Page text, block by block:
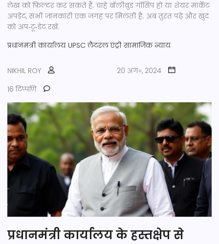
लेख को फ़िल्टर कर सकते हैं. चाहे बॉलीवुड गॉसिप हो या शेयर मार्केट
अपडेट, सभी जानकारी एक जगह पर मिलती है. अब तुरंत पढ़ें और खुद
को अप‑टू‑डेट रखें.
प्रधानमंत्री कार्यालय UPSC लैटरल एंट्री सामाजिक न्याय
NIKHIL ROY
20 अग॰, 2024
16 टिप्पणि
प्रधानमंत्री कार्यालय के हस्तक्षेप से